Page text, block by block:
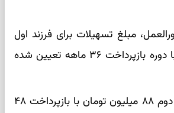
مبلغ تسهیلات برای فرزند اول
۴۴ میلیون تومان با دوره بازپرداخت ۳۶ ماهه تعیین شده
این رقم برای فرزند دوم ۸۸ میلیون تومان با بازپرداخت ۴۸